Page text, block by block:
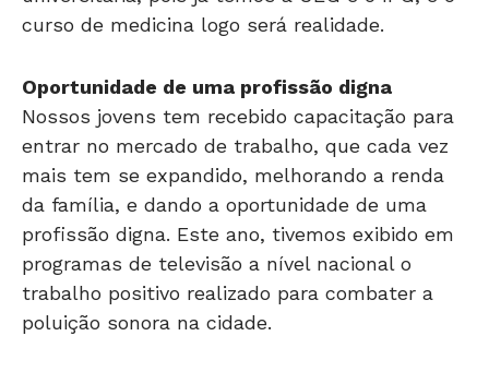
curso de medicina logo será realidade.
Oportunidade de uma profissão digna
Nossos jovens tem recebido capacitação para
entrar no mercado de trabalho, que cada vez
mais tem se expandido, melhorando a renda
da família, e dando a oportunidade de uma
profissão digna. Este ano, tivemos exibido em
programas de televisão a nível nacional o
trabalho positivo realizado para combater a
poluição sonora na cidade.